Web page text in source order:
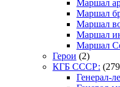
Маршал
Маршал
Маршал
Маршал
Маршал
Герои (2)
КГБ СССР:
Генерал-